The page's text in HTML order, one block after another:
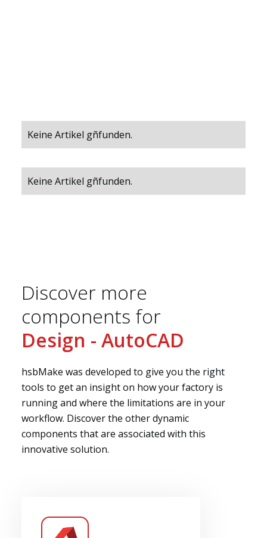
Keine Artikel gñfunden.
Keine Artikel gñfunden.
Discover more
components for
Design - AutoCAD
hsbMake was developed to give you the right
tools to get an insight on how your factory is
running and where the limitations are in your
workflow. Discover the other dynamic
components that are associated with this
innovative solution.